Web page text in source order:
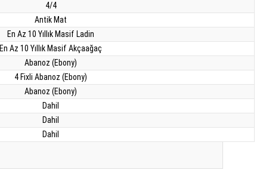
4/4
Antik Mat
En Az 10 Yıllık Masif Ladin
En Az 10 Yıllık Masif Akçaağaç
Abanoz (Ebony)
4 Fixli Abanoz (Ebony)
Abanoz (Ebony)
Dahil
Dahil
Dahil